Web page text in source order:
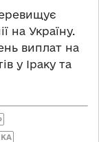
на Україну.
виплат на
у Іраку та